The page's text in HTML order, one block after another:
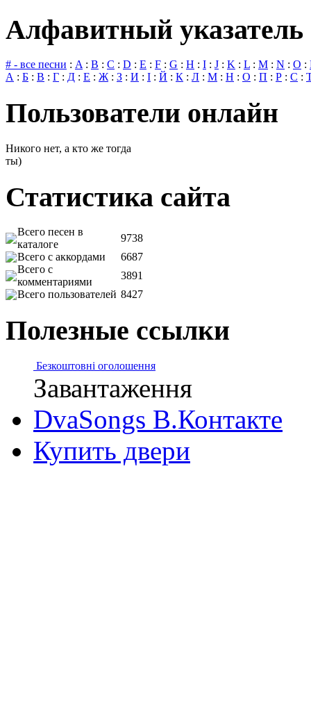
Алфавитный указатель
# - все песни : A : B : C : D : E : F : G : H : I : J : K : L : M : N : O :
А : Б : В : Г : Д : Е : Ж : З : И : І : Й : К : Л : М : Н : О : П : Р : С :
Пользователи онлайн
Никого нет, а кто же тогда
ты)
Статистика сайта
Всего песен в
каталоге
9738
Всего с аккордами
6687
Всего с
комментариями
3891
Всего пользователей 8427
Полезные ссылки
Безкоштовні оголошення
Завантаження
DvaSongs В.Контакте
Купить двери